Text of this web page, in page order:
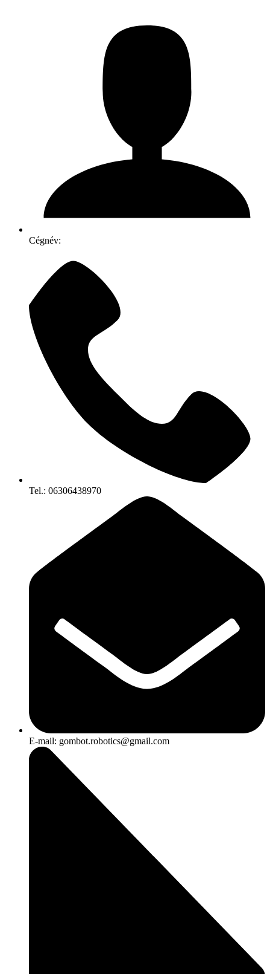
Cégnév:
Tel.: 06306438970
E-mail: gombot.robotics@gmail.com